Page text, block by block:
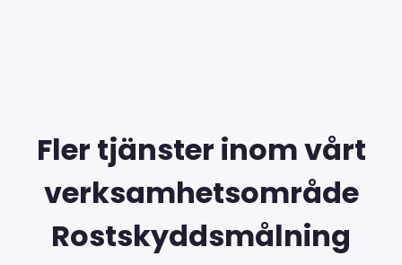
Fler tjänster inom vårt
verksamhetsområde
Rostskyddsmålning